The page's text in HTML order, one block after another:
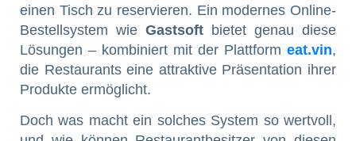
einen Tisch zu reservieren. Ein modernes Online-
Bestellsystem wie Gastsoft bietet genau diese
Lösungen – kombiniert mit der Plattform eat.vin,
die Restaurants eine attraktive Präsentation ihrer
Produkte ermöglicht.
Doch was macht ein solches System so wertvoll,